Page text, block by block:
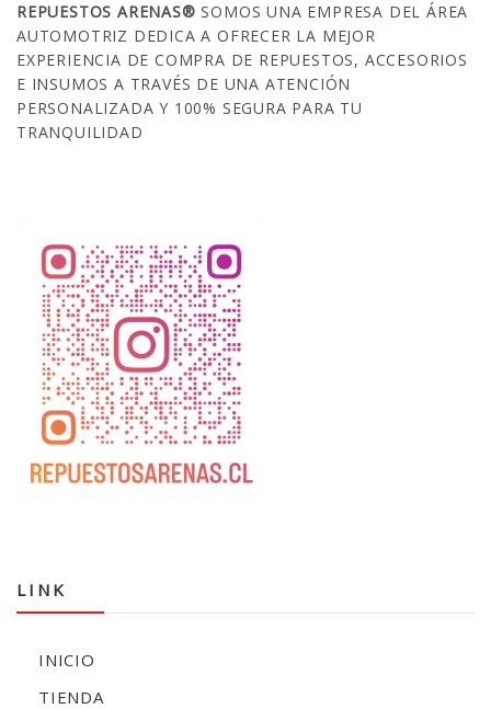
REPUESTOS ARENAS®SOMOS UNA EMPRESA DEL ÁREA
AUTOMOTRIZ DEDICA A OFRECER LA MEJOR
EXPERIENCIA DE COMPRA DE REPUESTOS, ACCESORIOS
E INSUMOS A TRAVÉS DE UNA ATENCIÓN
PERSONALIZADA Y 100% SEGURA PARA TU
TRANQUILIDAD
LINK
INICIO
TIENDA